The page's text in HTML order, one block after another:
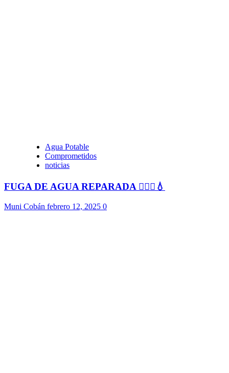
Agua Potable
Comprometidos
noticias
FUGA DE AGUA REPARADA 👷🏻‍♂️💧
Muni Cobán febrero 12, 2025 0